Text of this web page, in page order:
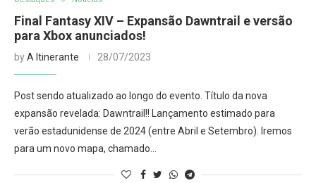
Final Fantasy XIV – Expansão Dawntrail e versão
para Xbox anunciados!
byA Itinerante 28/07/2023
Post sendo atualizado ao longo do evento. Título da nova
expansão revelada: Dawntrail!! Lançamento estimado para
verão estadunidense de 2024 (entre Abril e Setembro). Iremos
para um novo mapa, chamado…